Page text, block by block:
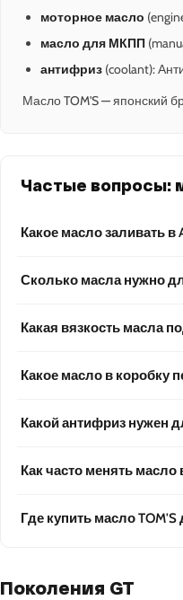
моторное масло
масло для МКПП
антифриз (coolant):
Масло TOM'S — японский
Частые вопросы:
Какое масло заливать в
Сколько масла нужно для
Какая вязкость масла
Какое масло в коробку
Какой антифриз нужен
Как часто менять масло в
Где купить масло TOM'S
Поколения GT